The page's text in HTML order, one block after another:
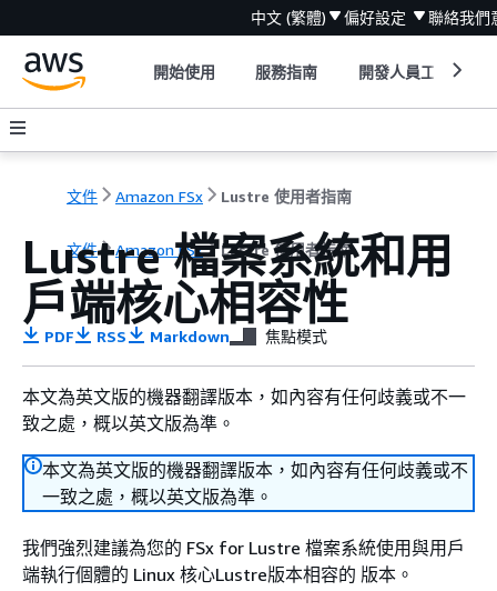
中文 (繁體) 偏好設定 聯絡我們
開始使用 服務指南 開發人員工具
文件 Amazon FSx Lustre 使用者指南
文件 Amazon FSx Lustre 使用者指南
Lustre 檔案系統和用
戶端核心相容性
PDF RSS Markdown 焦點模式
本文為英文版的機器翻譯版本，如內容有任何歧義或不一
致之處，概以英文版為準。
本文為英文版的機器翻譯版本，如內容有任何歧義或不
一致之處，概以英文版為準。
我們強烈建議為您的 FSx for Lustre 檔案系統使用與用戶
端執行個體的 Linux 核心Lustre版本相容的 版本。